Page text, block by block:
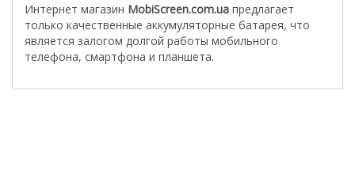
Интернет магазин MobiScreen.com.ua предлагает
только качественные аккумуляторные батарея, что
является залогом долгой работы мобильного
телефона, смартфона и планшета.